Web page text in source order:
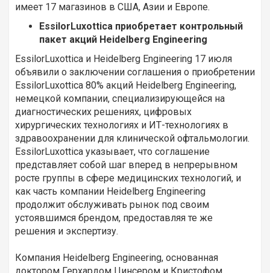
имеет 17 магазинов в США, Азии и Европе.
EssilorLuxottica приобретает контрольный
пакет акций Heidelberg Engineering
EssilorLuxottica и Heidelberg Engineering 17 июля
объявили о заключении соглашения о приобретении
EssilorLuxottica 80% акций Heidelberg Engineering,
немецкой компании, специализирующейся на
диагностических решениях, цифровых
хирургических технологиях и ИТ-технологиях в
здравоохранении для клинической офтальмологии.
EssilorLuxottica указывает, что соглашение
представляет собой шаг вперед в непрерывном
росте группы в сфере медицинских технологий, и
как часть компании Heidelberg Engineering
продолжит обслуживать рынок под своим
устоявшимся брендом, предоставляя те же
решения и экспертизу.
Компания Heidelberg Engineering, основанная
доктором Герхардом Цинсером и Кристофом